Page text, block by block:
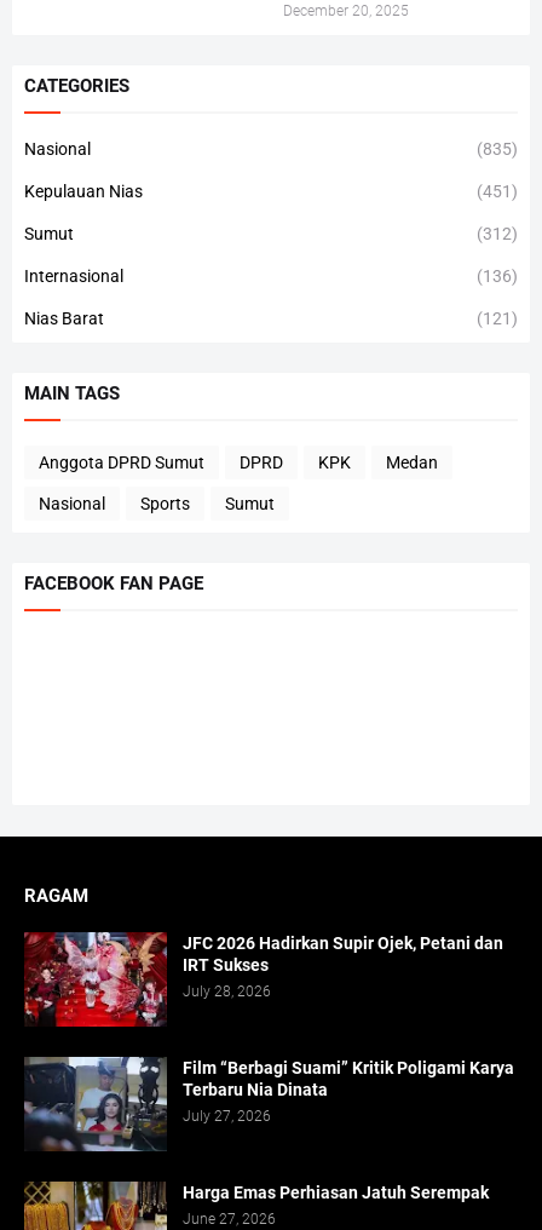
December 20, 2025
CATEGORIES
Nasional (835)
Kepulauan Nias (451)
Sumut (312)
Internasional (136)
Nias Barat (121)
MAIN TAGS
Anggota DPRD Sumut DPRD KPK Medan
Nasional Sports Sumut
FACEBOOK FAN PAGE
RAGAM
JFC 2026 Hadirkan Supir Ojek, Petani dan
IRT Sukses
July 28, 2026
Film “Berbagi Suami” Kritik Poligami Karya
Terbaru Nia Dinata
July 27, 2026
Harga Emas Perhiasan Jatuh Serempak
June 27, 2026